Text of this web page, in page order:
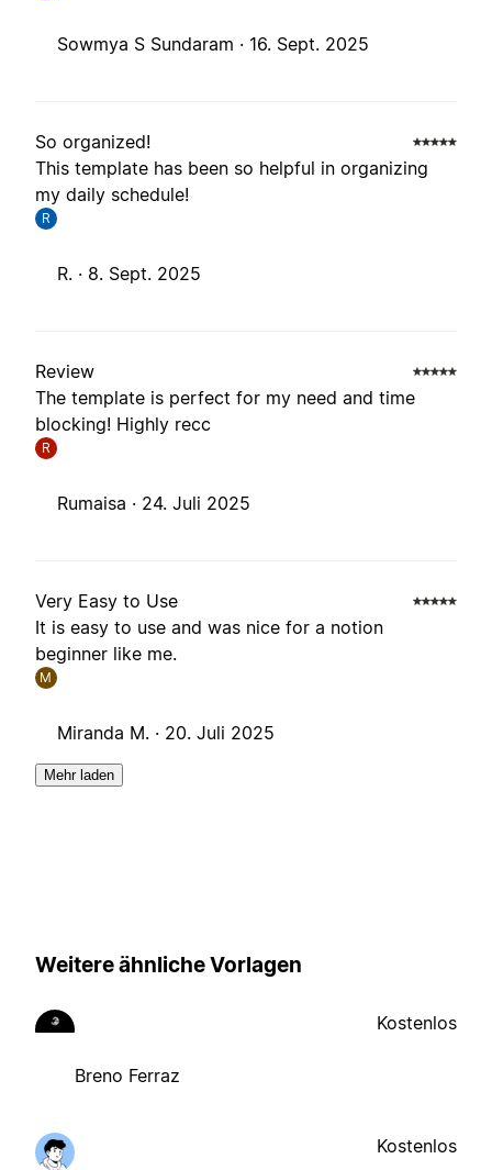
Sowmya S Sundaram · 16. Sept. 2025
So organized!
This template has been so helpful in organizing
my daily schedule!
R
R. · 8. Sept. 2025
Review
The template is perfect for my need and time
blocking! Highly recc
R
Rumaisa · 24. Juli 2025
Very Easy to Use
It is easy to use and was nice for a notion
beginner like me.
M
Miranda M. · 20. Juli 2025
Mehr laden
Weitere ähnliche Vorlagen
Breno Ferraz
Kostenlos
Kostenlos